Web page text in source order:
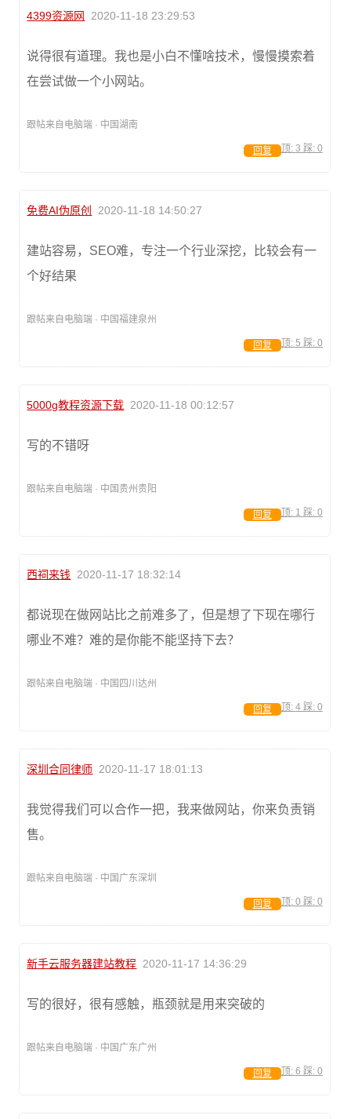
4399资源网 2020-11-18 23:29:53
说得很有道理。我也是小白不懂啥技术，慢慢摸索着
在尝试做一个小网站。
跟帖来自电脑端 · 中国湖南
顶: 3 踩: 0
回复
免费AI伪原创 2020-11-18 14:50:27
建站容易，SEO难，专注一个行业深挖，比较会有一
个好结果
跟帖来自电脑端 · 中国福建泉州
顶: 5 踩: 0
回复
5000g教程资源下载 2020-11-18 00:12:57
写的不错呀
跟帖来自电脑端 · 中国贵州贵阳
顶: 1 踩: 0
回复
西祠来钱 2020-11-17 18:32:14
都说现在做网站比之前难多了，但是想了下现在哪行
哪业不难？难的是你能不能坚持下去？
跟帖来自电脑端 · 中国四川达州
顶: 4 踩: 0
回复
深圳合同律师 2020-11-17 18:01:13
我觉得我们可以合作一把，我来做网站，你来负责销
售。
跟帖来自电脑端 · 中国广东深圳
顶: 0 踩: 0
回复
新手云服务器建站教程 2020-11-17 14:36:29
写的很好，很有感触，瓶颈就是用来突破的
跟帖来自电脑端 · 中国广东广州
顶: 6 踩: 0
回复